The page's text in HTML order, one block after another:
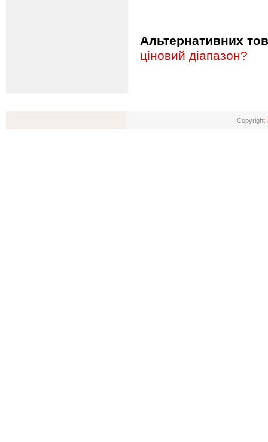
Альтернативних
ціновий діапазон?
Copyright